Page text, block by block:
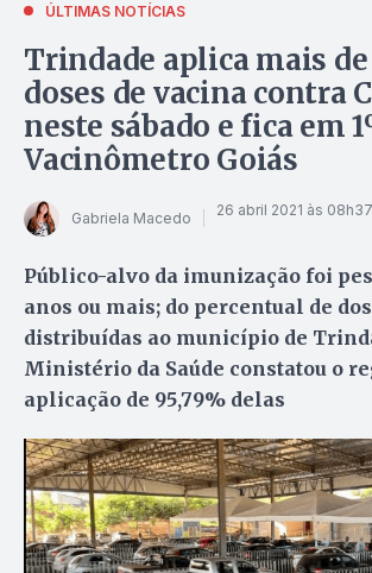
ÚLTIMAS NOTÍCIAS
Trindade aplica mais
doses de vacina contra
neste sábado e fica em
Vacinômetro Goiás
Gabriela Macedo 26 abril 2021 às 08h37
Público-alvo da imunização foi
anos ou mais; do percentual de
distribuídas ao município de
Ministério da Saúde constatou o
aplicação de 95,79% delas